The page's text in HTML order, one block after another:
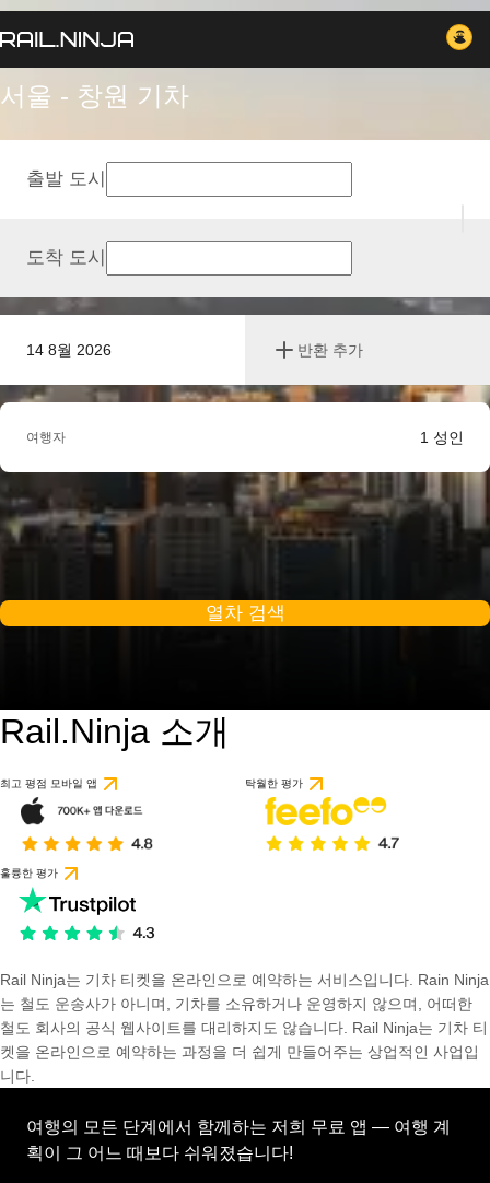
서울 - 창원 기차
14 8월 2026 반환 추가
출발 도시
도착 도시
여행자 1 성인
열차 검색
Rail.Ninja 소개
최고 평점 모바일 앱 탁월한 평가
훌륭한 평가
Rail Ninja는 기차 티켓을 온라인으로 예약하는 서비스입니다. Rain Ninja
는 철도 운송사가 아니며, 기차를 소유하거나 운영하지 않으며, 어떠한
철도 회사의 공식 웹사이트를 대리하지도 않습니다. Rail Ninja는 기차 티
켓을 온라인으로 예약하는 과정을 더 쉽게 만들어주는 상업적인 사업입
니다.
여행의 모든 단계에서 함께하는 저희 무료 앱 — 여행 계
획이 그 어느 때보다 쉬워졌습니다!
56개의 리뷰를 기반으